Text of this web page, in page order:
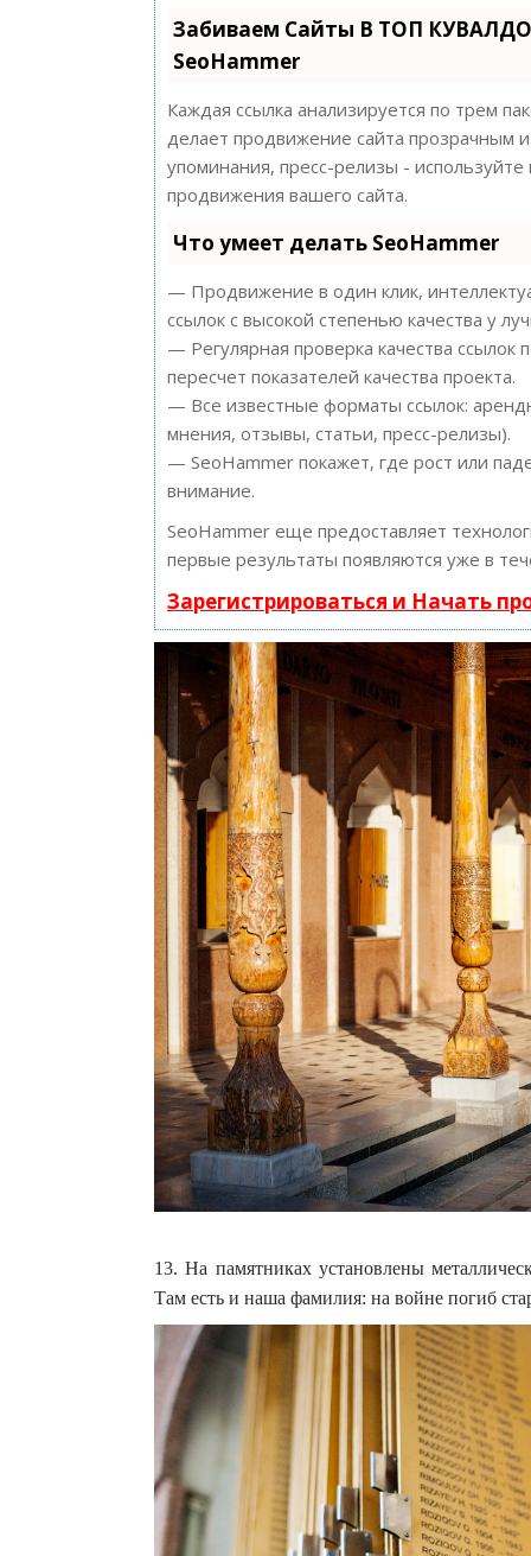
Забиваем Сайты В ТОП
SeoHammer
Каждая ссылка анализируется по трем
делает продвижение сайта прозрачным
упоминания, пресс-релизы -
продвижения вашего сайта.
Что умеет делать SeoHammer
— Продвижение в один клик,
ссылок с высокой степенью качества у
— Регулярная проверка качества
пересчет показателей качества проекта.
— Все известные форматы ссылок:
мнения, отзывы, статьи, пресс-релизы).
— SeoHammer покажет, где рост или
внимание.
SeoHammer еще предоставляет
первые результаты появляются уже в
Зарегистрироваться и Начать
13. На памятниках установлены
Там есть и наша фамилия: на войне погиб